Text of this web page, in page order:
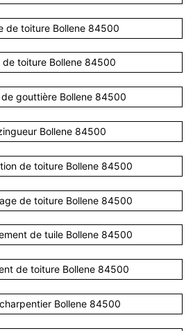
de toiture Bollene 84500
de toiture Bollene 84500
gouttière Bollene 84500
Bollene 84500
de toiture Bollene 84500
de toiture Bollene 84500
de tuile Bollene 84500
de toiture Bollene 84500
Bollene 84500